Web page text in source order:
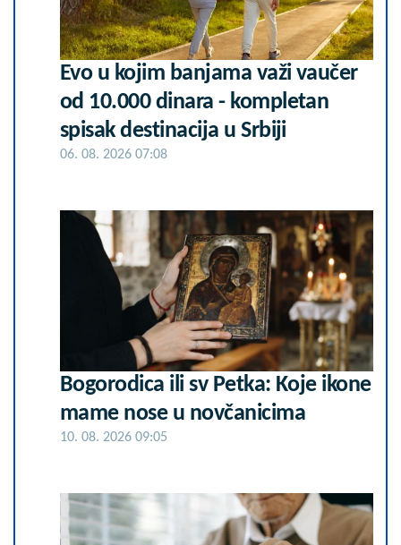
Evo u kojim banjama važi vaučer
od 10.000 dinara - kompletan
spisak destinacija u Srbiji
06. 08. 2026 07:08
Bogorodica ili sv Petka: Koje ikone
mame nose u novčanicima
10. 08. 2026 09:05